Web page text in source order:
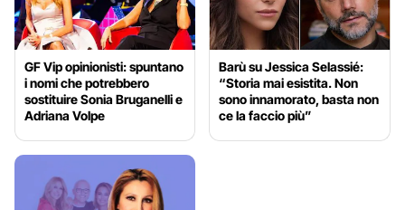
GF Vip opinionisti: spuntano
i nomi che potrebbero
sostituire Sonia Bruganelli e
Adriana Volpe
Barù su Jessica Selassié:
“Storia mai esistita. Non
sono innamorato, basta non
ce la faccio più”